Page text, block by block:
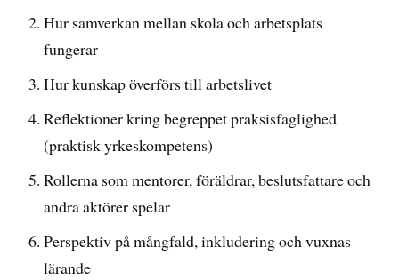
Hur samverkan mellan skola och arbetsplats
fungerar
Hur kunskap överförs till arbetslivet
Reflektioner kring begreppet praksisfaglighed
(praktisk yrkeskompetens)
Rollerna som mentorer, föräldrar, beslutsfattare och
andra aktörer spelar
Perspektiv på mångfald, inkludering och vuxnas
lärande